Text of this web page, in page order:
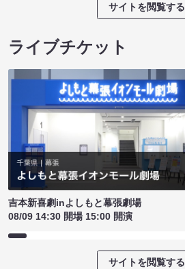
サイトを閲覧する
ライブチケット
吉本新喜劇inよしもと幕張劇場
08/09 14:30 開場 15:00 開演
サイトを閲覧する